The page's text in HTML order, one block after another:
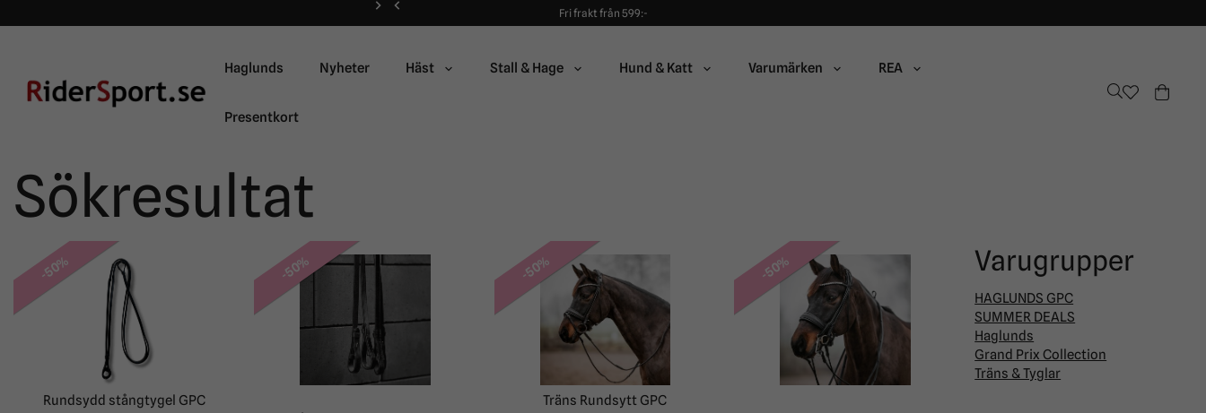
Fri frakt från 599:-
90 dagars öppet köp!
90 dagars öppet köp!
Haglunds Nyheter Häst Stall & Hage Hund & Katt Varumärken REA
Presentkort
Sökresultat
-50%
Rundsydd stångtygel GPC
-50% -50%
Träns Rundsytt GPC
-50% Varugrupper
HAGLUNDS GPC
SUMMER DEALS
Haglunds
Grand Prix Collection
Träns & Tyglar